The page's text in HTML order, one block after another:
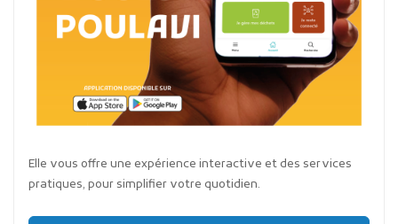
Elle vous offre une expérience interactive et des services
pratiques, pour simplifier votre quotidien.